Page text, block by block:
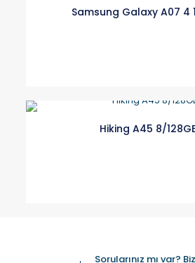
Samsung Galaxy A07 4
Hiking A45 8/
Sorularınız mı var?